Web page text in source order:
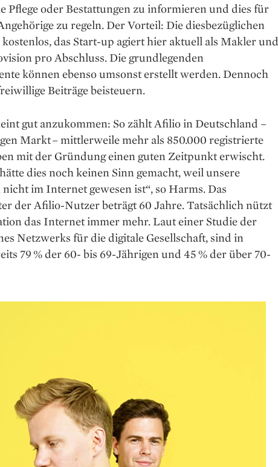
Pflege oder Bestattungen zu informieren und dies für
zu regeln. Der Vorteil: Die diesbezüglichen
das Start-up agiert hier aktuell als Makler und
pro Abschluss. Die grund­legenden
­können ebenso umsonst erstellt werden. Dennoch
Beiträge beisteuern.
gut ­anzukommen: So zählt Afilio in Deutschland –
Markt – mittlerweile mehr als 850.000 registrierte
mit der Gründung einen guten Zeitpunkt erwischt.
dies noch keinen Sinn gemacht, weil unsere
im Internet gewesen ist“, so Harms. Das
der Afilio-Nutzer beträgt 60 Jahre. Tatsächlich nützt
das Internet immer mehr. Laut einer Studie der
Netzwerks für die digitale Gesellschaft, sind in
79 % der 60- bis 69-Jährigen und 45 % der über 70-